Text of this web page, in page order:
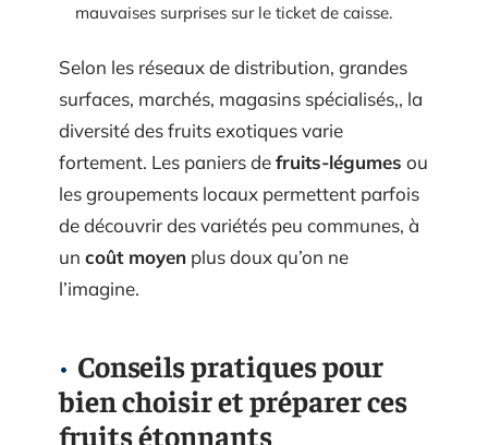
mauvaises surprises sur le ticket de caisse.
Selon les réseaux de distribution, grandes
surfaces, marchés, magasins spécialisés,, la
diversité des fruits exotiques varie
fortement. Les paniers defruits-légumes ou
les groupements locaux permettent parfois
de découvrir des variétés peu communes, à
un coût moyen plus doux qu’on ne
l’imagine.
Conseils pratiques pour
bien choisir et préparer ces
fruits étonnants